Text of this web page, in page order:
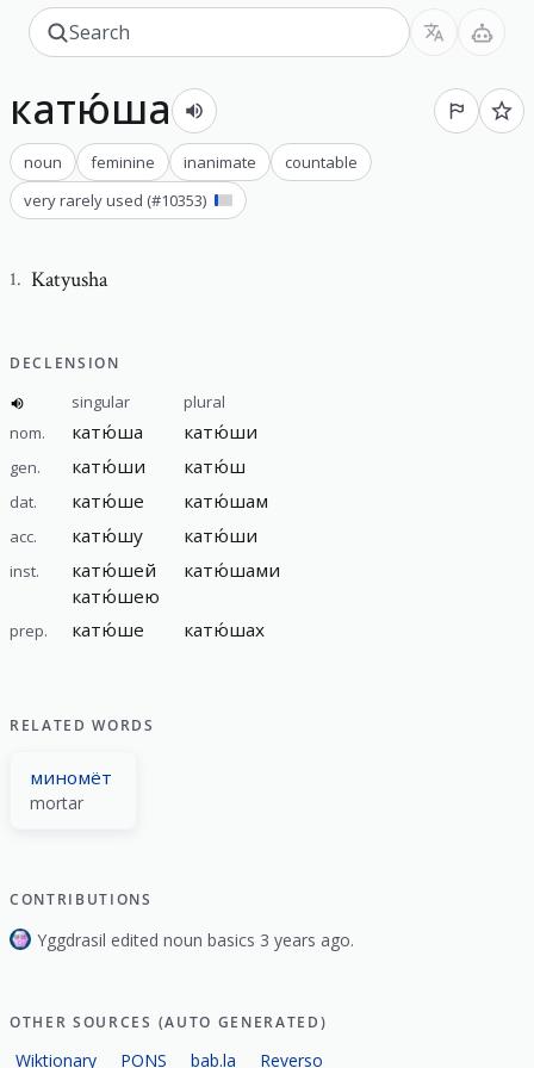
катю́ша
noun feminine inanimate
countable
very rarely used (#10353)
1. Katyusha
DECLENSION
singular
plural
nom.
катю́ша катю́ши
gen. катю́ши катю́ш
dat. катю́ше катю́шам
acc. катю́шу катю́ши
inst.
катю́шей
катю́шею
катю́шами
prep. катю́ше катю́шах
RELATED WORDS
миномёт
mortar
CONTRIBUTIONS
Yggdrasil edited noun basics 3 years ago.
OTHER SOURCES (AUTO GENERATED)
Wiktionary PONS bab.la Reverso